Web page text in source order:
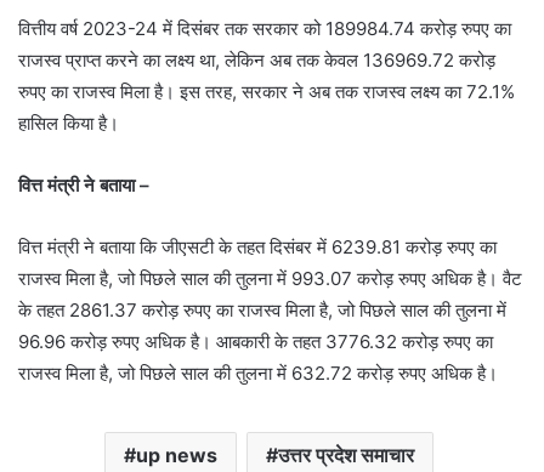
वित्तीय वर्ष 2023-24 में दिसंबर तक सरकार को 189984.74 करोड़ रुपए का
राजस्व प्राप्त करने का लक्ष्य था, लेकिन अब तक केवल 136969.72 करोड़
रुपए का राजस्व मिला है। इस तरह, सरकार ने अब तक राजस्व लक्ष्य का 72.1%
हासिल किया है।
वित्त मंत्री ने बताया –
वित्त मंत्री ने बताया कि जीएसटी के तहत दिसंबर में 6239.81 करोड़ रुपए का
राजस्व मिला है, जो पिछले साल की तुलना में 993.07 करोड़ रुपए अधिक है। वैट
के तहत 2861.37 करोड़ रुपए का राजस्व मिला है, जो पिछले साल की तुलना में
96.96 करोड़ रुपए अधिक है। आबकारी के तहत 3776.32 करोड़ रुपए का
राजस्व मिला है, जो पिछले साल की तुलना में 632.72 करोड़ रुपए अधिक है।
up news उत्तर प्रदेश समाचार